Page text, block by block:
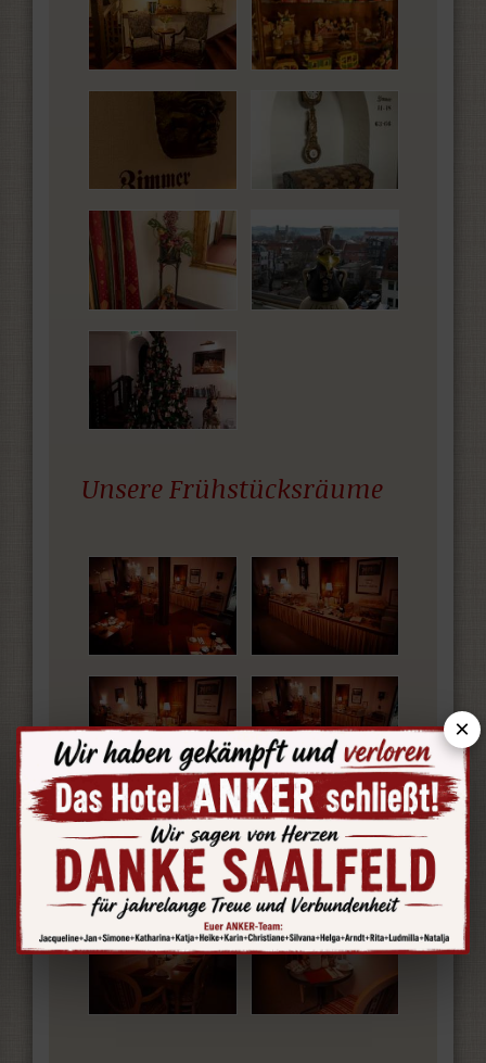
Unsere Frühstücksräume
×